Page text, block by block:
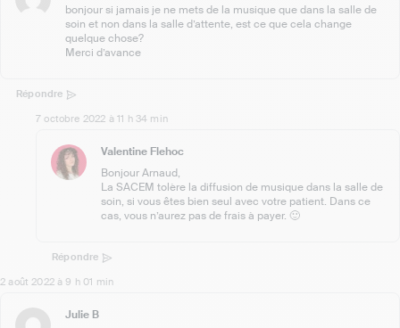
bonjour si jamais je ne mets de la musique que dans la salle de
soin et non dans la salle d’attente, est ce que cela change
quelque chose?
Merci d’avance
Répondre
7 octobre 2022 à 11 h 34 min
Valentine Flehoc
Bonjour Arnaud,
La SACEM tolère la diffusion de musique dans la salle de
soin, si vous êtes bien seul avec votre patient. Dans ce
cas, vous n’aurez pas de frais à payer. 🙂
Répondre
2 août 2022 à 9 h 01 min
Julie B